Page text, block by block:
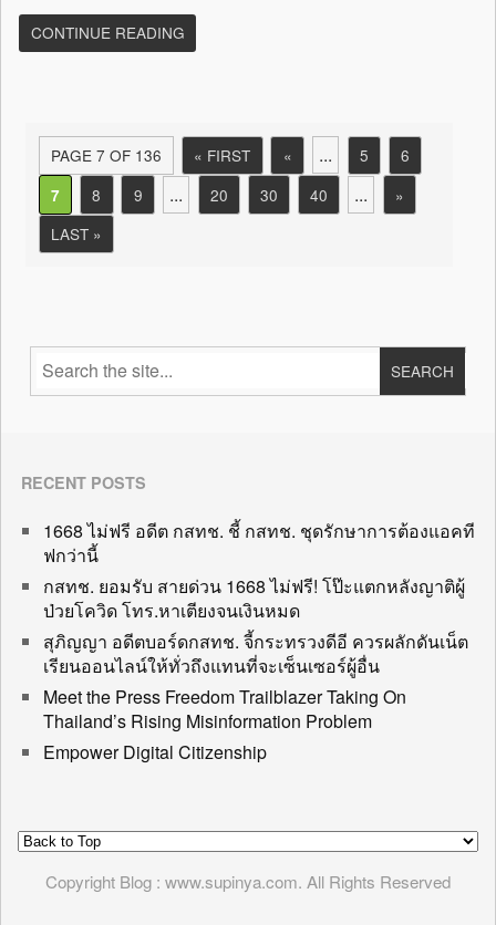
CONTINUE READING
PAGE 7 OF 136 « FIRST « ... 5 6
7 8 9 ... 20 30 40 ...
»
LAST »
RECENT POSTS
1668 ไม่ฟรี อดีต กสทช. ชี้ กสทช. ชุดรักษาการต้องแอคที
ฟกว่านี้
กสทช. ยอมรับ สายด่วน 1668 ไม่ฟรี! โป๊ะแตกหลังญาติผู้
ป่วยโควิด โทร.หาเตียงจนเงินหมด
สุภิญญา อดีตบอร์ดกสทช. จี้กระทรวงดีอี ควรผลักดันเน็ต
เรียนออนไลน์ให้ทั่วถึงแทนที่จะเซ็นเซอร์ผู้อื่น
Meet the Press Freedom Trailblazer Taking On
Thailand’s Rising Misinformation Problem
Empower Digital Citizenship
Copyright Blog : www.supinya.com. All Rights Reserved